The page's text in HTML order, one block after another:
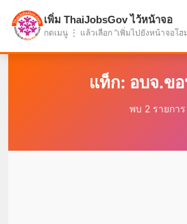
แบ่งปันโอกาส เพื่ออนาคตที่ก้าวห
แท็ก: อบจ.ข
พบ 2 รายการ
เพิ่ม ThaiJobsGov ไว้หน้าจอ
กดเมนู ⋮ แล้วเลือก "เพิ่มไปยังหน้าจอโฮ